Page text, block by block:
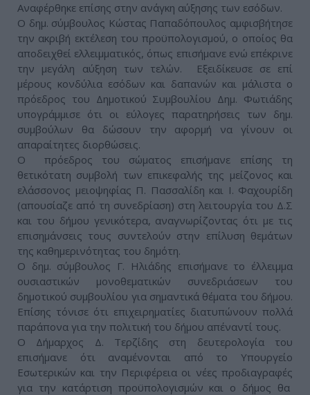
Αναφέρθηκε επίσης στην ανάγκη αύξησης των εσόδων.
Ο δημ. σύμβουλος Κώστας Παπαδόπουλος αμφισβήτησε
την ακριβή εκτέλεση του προϋπολογισμού, ο οποίος θα
αποδειχθεί ελλειμματικός, όπως επισήμανε ενώ επέκρινε
την μεγάλη αύξηση των τελών. Εξειδίκευσε σε επί
μέρους κονδύλια εσόδων και δαπανών και μάλιστα ο
πρόεδρος του Δημοτικού Συμβουλίου Δημ. Φωτιάδης
υπογράμμισε ότι οι εύλογες παρατηρήσεις των δημ.
συμβούλων θα δώσουν την αφορμή να γίνουν οι
απαραίτητες διορθώσεις.
Ο πρόεδρος του σώματος επισήμανε επίσης τη
θετικότατη συμβολή των επικεφαλής της μείζονος και
ελάσσονος μειοψηφίας Π. Πασσαλίδη και Ι. Φαχουρίδη
(απουσίαζε από τη συνεδρίαση) στη λειτουργία του Δ.Σ
και του δήμου γενικότερα, αναγνωρίζοντας ότι με τις
επισημάνσεις τους συντελούν στην επίλυση θεμάτων
της καθημερινότητας του δημότη.
Ο δημ. σύμβουλος Γ. Ηλιάδης επισήμανε το έλλειμμα
ουσιαστικών μονοθεματικών συνεδριάσεων του
δημοτικού συμβουλίου για σημαντικά θέματα του δήμου.
Επίσης τόνισε ότι επιχειρηματίες διατυπώνουν πολλά
παράπονα για την πολιτική του δήμου απέναντί τους.
Ο Δήμαρχος Δ. Τερζίδης στη δευτερολογία του
επισήμανε ότι αναμένονται από το Υπουργείο
Εσωτερικών και την Περιφέρεια οι νέες προδιαγραφές
για την κατάρτιση προϋπολογισμών και ο δήμος θα